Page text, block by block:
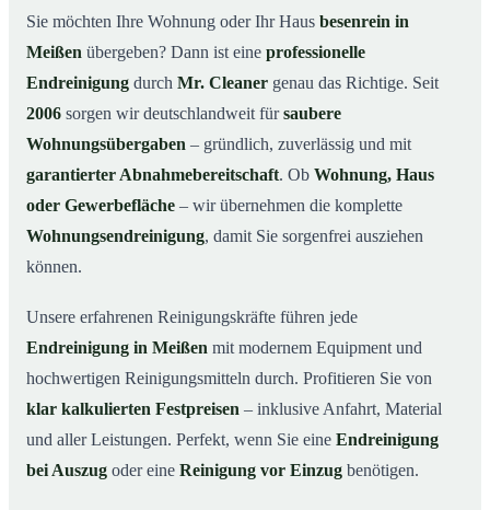
03Warum Mr. Cleaner in Meißen?
04So läuft die Endreinigung in Meißen ab
05Typische Anlässe für eine Endreinigung
07Jetzt Angebot anfordern
08So sieht eine professionelle Endreinigung in
Sie möchten Ihre Wohnung oder Ihr Haus besenrein in
Meißen übergeben? Dann ist eine professionelle
Endreinigung durch Mr. Cleaner genau das Richtige. Seit
2006 sorgen wir deutschlandweit fürsaubere
Wohnungsübergaben – gründlich, zuverlässig und mit
garantierter Abnahmebereitschaft. Ob Wohnung, Haus
oder Gewerbefläche – wir übernehmen die komplette
Wohnungsendreinigung, damit Sie sorgenfrei ausziehen
können.
Unsere erfahrenen Reinigungskräfte führen jede
Endreinigung in Meißen mit modernem Equipment und
hochwertigen Reinigungsmitteln durch. Profitieren Sie von
klar kalkulierten Festpreisen – inklusive Anfahrt, Material
und aller Leistungen. Perfekt, wenn Sie eine Endreinigung
bei Auszug oder eine Reinigung vor Einzug benötigen.